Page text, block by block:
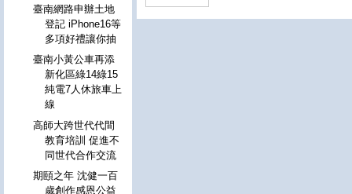
臺南網路申辦土地
登記 iPhone16等
多項好禮讓你抽
臺南小黃公車再添
新化區綠14綠15
純電7人休旅車上
線
高師大跨世代代間
教育培訓 促進不
同世代合作交流
期頤之年 沈健一百
歲創作感恩公益